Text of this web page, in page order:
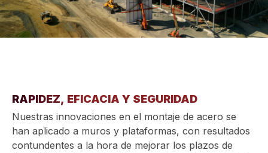
RAPIDEZ, EFICACIA Y SEGURIDAD
Nuestras innovaciones en el montaje de acero se
han aplicado a muros y plataformas, con resultados
contundentes a la hora de mejorar los plazos de